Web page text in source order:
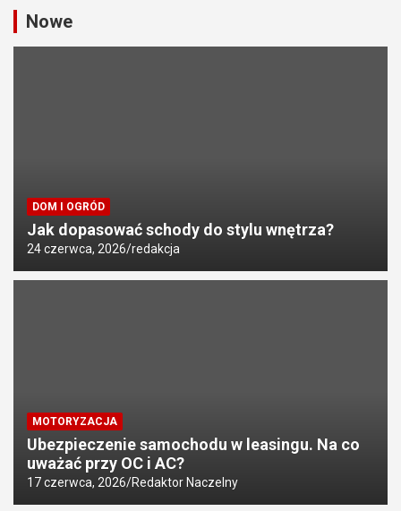
Nowe
DOM I OGRÓD
Jak dopasować schody do stylu wnętrza?
24 czerwca, 2026 redakcja
MOTORYZACJA
Ubezpieczenie samochodu w leasingu. Na co
uważać przy OC i AC?
17 czerwca, 2026 Redaktor Naczelny